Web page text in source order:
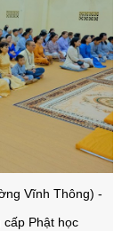
Vĩnh Thông) -
cấp Phật học